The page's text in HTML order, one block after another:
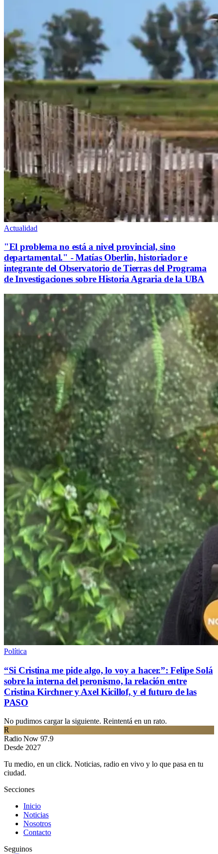
Actualidad
"El problema no está a nivel provincial, sino
departamental." - Matías Oberlin, historiador e
integrante del Observatorio de Tierras del Programa
de Investigaciones sobre Historia Agraria de la UBA
Política
“Si Cristina me pide algo, lo voy a hacer.”: Felipe Solá
sobre la interna del peronismo, la relación entre
Cristina Kirchner y Axel Kicillof, y el futuro de las
PASO
No pudimos cargar la siguiente. Reintentá en un rato.
R
Radio Now 97.9
Desde 2027
Tu medio, en un click. Noticias, radio en vivo y lo que pasa en tu
ciudad.
Secciones
Inicio
Noticias
Nosotros
Contacto
Seguinos